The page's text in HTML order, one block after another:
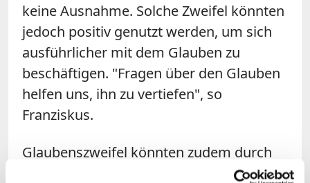
keine Ausnahme. Solche Zweifel könnten
jedoch positiv genutzt werden, um sich
ausführlicher mit dem Glauben zu
beschäftigen. "Fragen über den Glauben
helfen uns, ihn zu vertiefen", so
Franziskus.
Glaubenszweifel könnten zudem durch
das Hören auf das Wort Gottes und die